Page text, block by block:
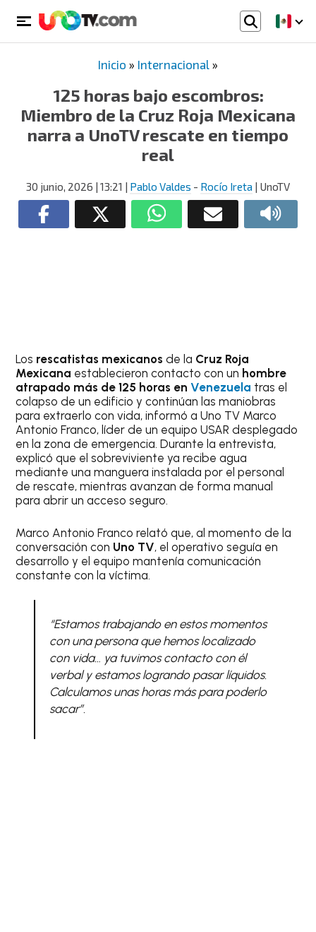
Inicio » Internacional »
125 horas bajo escombros:
Miembro de la Cruz Roja Mexicana
narra a UnoTV rescate en tiempo
real
30 junio, 2026 | 13:21 | Pablo Valdes - Rocío Ireta | UnoTV
Los rescatistas mexicanos de la Cruz Roja
Mexicana establecieron contacto con un hombre
atrapado más de 125 horas enVenezuela tras el
colapso de un edificio y continúan las maniobras
para extraerlo con vida, informó a Uno TV Marco
Antonio Franco, líder de un equipo USAR desplegado
en la zona de emergencia. Durante la entrevista,
explicó que el sobreviviente ya recibe agua
mediante una manguera instalada por el personal
de rescate, mientras avanzan de forma manual
para abrir un acceso seguro.
Marco Antonio Franco relató que, al momento de la
conversación con Uno TV, el operativo seguía en
desarrollo y el equipo mantenía comunicación
constante con la víctima.
“Estamos trabajando en estos momentos
con una persona que hemos localizado
con vida… ya tuvimos contacto con él
verbal y estamos logrando pasar líquidos.
Calculamos unas horas más para poderlo
sacar”.